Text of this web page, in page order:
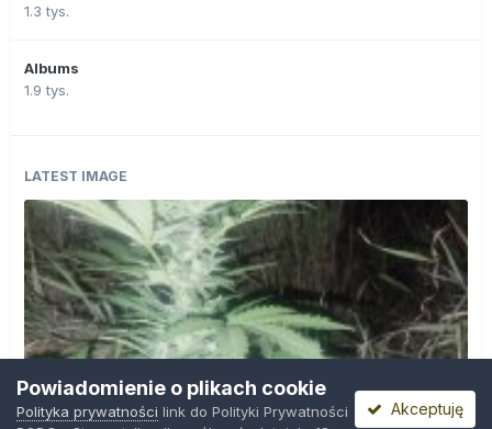
1.3 tys.
Albums
1.9 tys.
LATEST IMAGE
Powiadomienie o plikach cookie
Polityka prywatności link do Polityki Prywatności
Akceptuję